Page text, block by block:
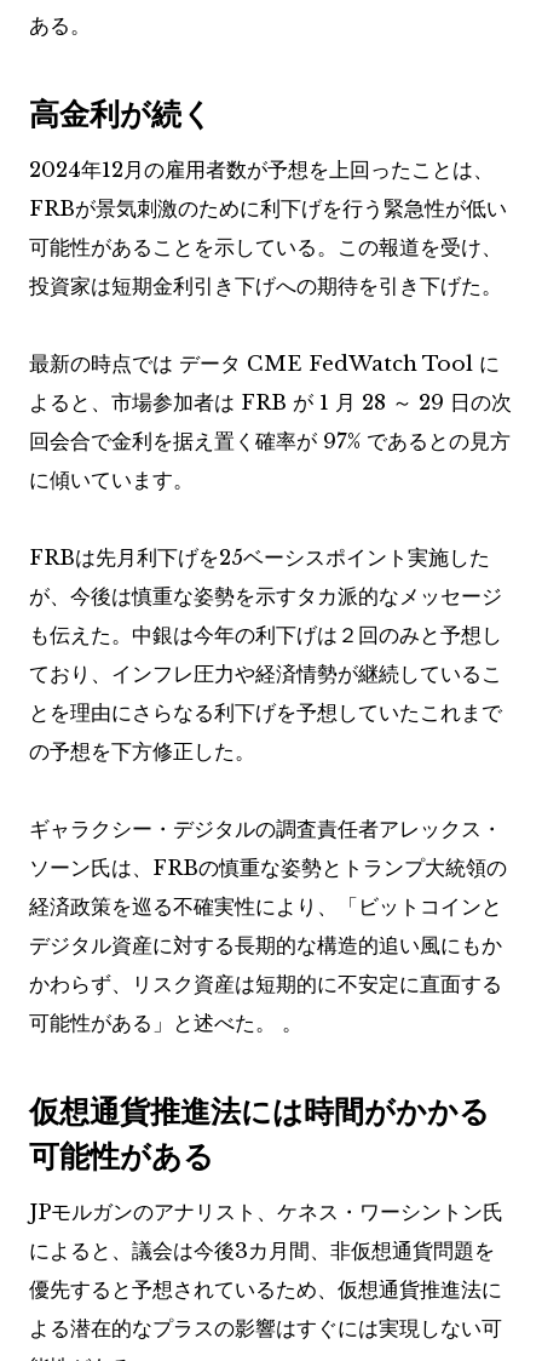
ある。
高金利が続く
2024年12月の雇用者数が予想を上回ったことは、
FRBが景気刺激のために利下げを行う緊急性が低い
可能性があることを示している。この報道を受け、
投資家は短期金利引き下げへの期待を引き下げた。
最新の時点では データ CME FedWatch Tool に
よると、市場参加者は FRB が 1 月 28 ～ 29 日の次
回会合で金利を据え置く確率が 97% であるとの見方
に傾いています。
FRBは先月利下げを25ベーシスポイント実施した
が、今後は慎重な姿勢を示すタカ派的なメッセージ
も伝えた。中銀は今年の利下げは２回のみと予想し
ており、インフレ圧力や経済情勢が継続しているこ
とを理由にさらなる利下げを予想していたこれまで
の予想を下方修正した。
ギャラクシー・デジタルの調査責任者アレックス・
ソーン氏は、FRBの慎重な姿勢とトランプ大統領の
経済政策を巡る不確実性により、「ビットコインと
デジタル資産に対する長期的な構造的追い風にもか
かわらず、リスク資産は短期的に不安定に直面する
可能性がある」と述べた。 。
仮想通貨推進法には時間がかかる
可能性がある
JPモルガンのアナリスト、ケネス・ワーシントン氏
によると、議会は今後3カ月間、非仮想通貨問題を
優先すると予想されているため、仮想通貨推進法に
よる潜在的なプラスの影響はすぐには実現しない可